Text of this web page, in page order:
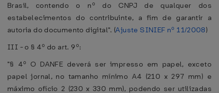
Brasil, contendo o nº do CNPJ de qualquer dos
estabelecimentos do contribuinte, a fim de garantir a
autoria do documento digital". (Ajuste SINIEF nº 11/2008)
III - o § 4º do art. 9º:
"§ 4º O DANFE deverá ser impresso em papel, exceto
papel jornal, no tamanho mínimo A4 (210 x 297 mm) e
máximo ofício 2 (230 x 330 mm), podendo ser utilizadas